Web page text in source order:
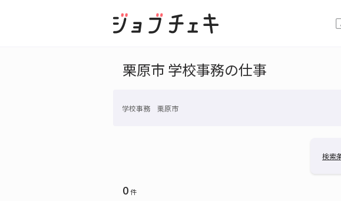
栗原市 学校事務の仕事
学校事務 栗原市
検索
0件